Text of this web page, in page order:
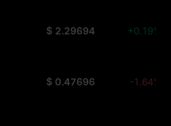
$ 2.29694 +0.19%
$ 0.47696 -1.64%